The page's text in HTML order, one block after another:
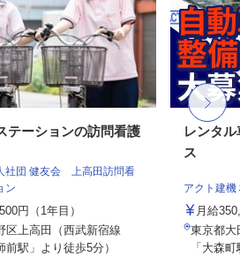
テーションの訪問看護
社団 健友会 上高田訪問看
ン
円（1年目）
区上高田（西武新宿線
前駅」より徒歩5分）
レンタ
ス
アクト建機
月給
東京都大
「大森